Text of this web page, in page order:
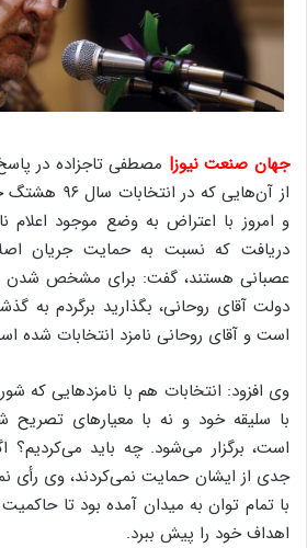
جهان صنعت نیوز| مصطفی تاجزاده در
از آن‌هایی که
و امروز با اعتراض به وضع موجود اعلام
دریافت که نسبت به حمایت جریان
عصبانی هستند، گفت: برای مشخص شدن
است و آقای روحانی نامزد انتخابات شده
وی افزود: انتخابات هم با نامزدهایی که
با سلیقه خود و نه با معیارهای تصریح
است، برگزار می‌شود. چه باید می‌کردیم؟
جدی از ایشان حمایت نمی‌کردند، وی رأی
با تمام توان به میدان آمده بود تا
اهداف خود را پیش ببرد.